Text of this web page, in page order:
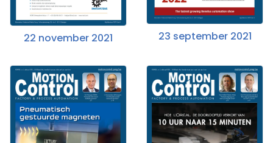
22 november 2021 23 september 2021